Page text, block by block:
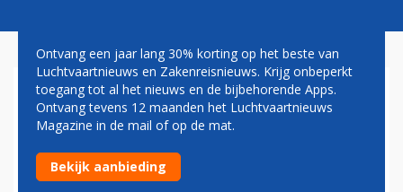
KLM CITYHOPPER
ONTVANGT TWAALFDE
EMBRAER 195-E2
Ontvang een jaar lang 30% korting op het beste van
Luchtvaartnieuws en Zakenreisnieuws. Krijg onbeperkt
toegang tot al het nieuws en de bijbehorende Apps.
Ontvang tevens 12 maanden het Luchtvaartnieuws
Magazine in de mail of op de mat.
Bekijk aanbieding